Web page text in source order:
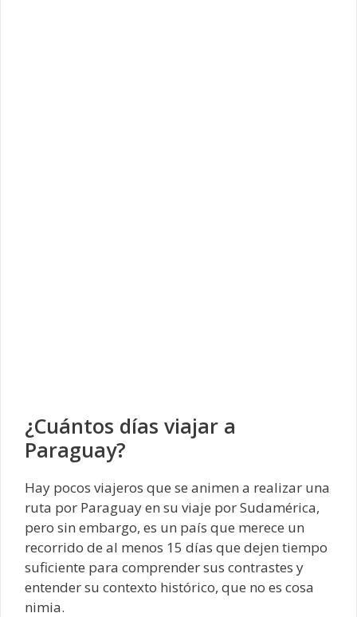
¿Cuántos días viajar a
Paraguay?
Hay pocos viajeros que se animen a realizar una
ruta por Paraguay en su viaje por Sudamérica,
pero sin embargo, es un país que merece un
recorrido de al menos 15 días que dejen tiempo
suficiente para comprender sus contrastes y
entender su contexto histórico, que no es cosa
nimia.